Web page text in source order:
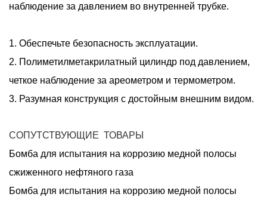
наблюдение за давлением во внутренней трубке.
1. Обеспечьте безопасность эксплуатации.
2. Полиметилметакрилатный цилиндр под давлением,
четкое наблюдение за ареометром и термометром.
3. Разумная конструкция с достойным внешним видом.
СОПУТСТВУЮЩИЕ ТОВАРЫ
Бомба для испытания на коррозию медной полосы
сжиженного нефтяного газа
Бомба для испытания на коррозию медной полосы